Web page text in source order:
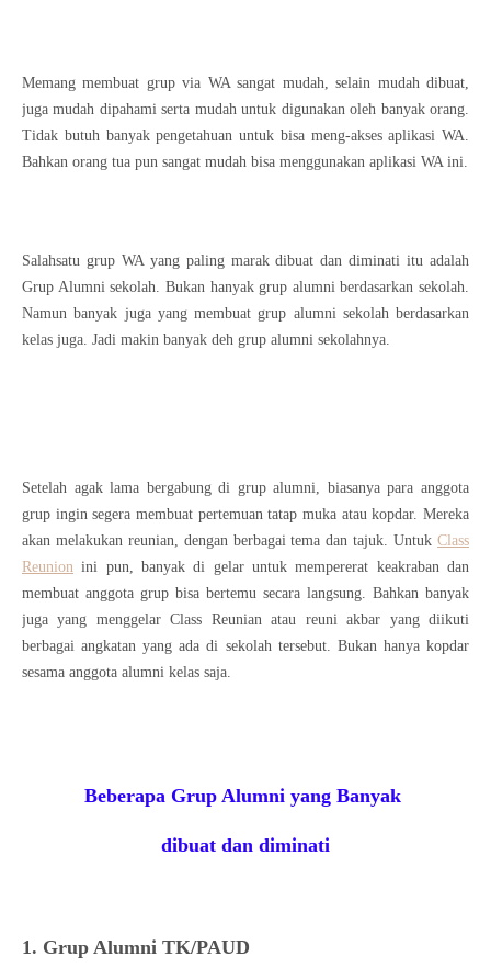
Memang membuat grup via WA sangat mudah, selain mudah dibuat,
juga mudah dipahami serta mudah untuk digunakan oleh banyak orang.
Tidak butuh banyak pengetahuan untuk bisa meng-akses aplikasi WA.
Bahkan orang tua pun sangat mudah bisa menggunakan aplikasi WA ini.
Salahsatu grup WA yang paling marak dibuat dan diminati itu adalah
Grup Alumni sekolah. Bukan hanyak grup alumni berdasarkan sekolah.
Namun banyak juga yang membuat grup alumni sekolah berdasarkan
kelas juga. Jadi makin banyak deh grup alumni sekolahnya.
Setelah agak lama bergabung di grup alumni, biasanya para anggota
grup ingin segera membuat pertemuan tatap muka atau kopdar. Mereka
akan melakukan reunian, dengan berbagai tema dan tajuk. Untuk Class
Reunion ini pun, banyak di gelar untuk mempererat keakraban dan
membuat anggota grup bisa bertemu secara langsung. Bahkan banyak
juga yang menggelar Class Reunian atau reuni akbar yang diikuti
berbagai angkatan yang ada di sekolah tersebut. Bukan hanya kopdar
sesama anggota alumni kelas saja.
Beberapa Grup Alumni yang Banyak
dibuat dan diminati
1. Grup Alumni TK/PAUD